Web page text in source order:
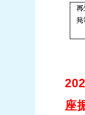
座